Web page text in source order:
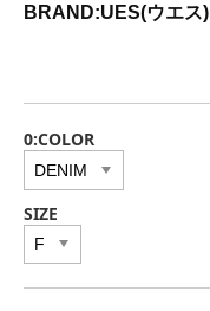
BRAND:UES(ウエス)
0:COLOR
SIZE